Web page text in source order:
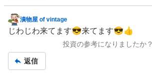
掲
示
事
漬物屋 of vintage
じわじわ来てます😎来てます😎👍
投資の参考になりましたか？
返信